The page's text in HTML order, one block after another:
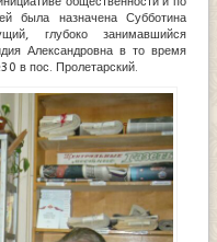
была назначена Субботина
глубоко занимавшийся
Александровна в то время
в пос. Пролетарский.